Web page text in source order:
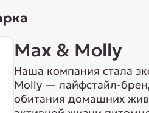
Max & Molly
Наша компания стала
Molly — лайфстайл-
обитания домашних